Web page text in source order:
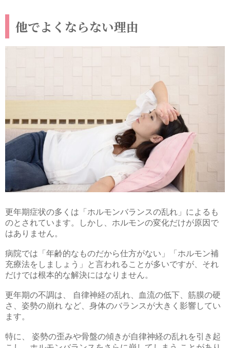
他でよくならない理由
更年期症状の多くは「ホルモンバランスの乱れ」によるも
のとされています。しかし、ホルモンの変化だけが原因で
はありません。
病院では「年齢的なものだから仕方がない」「ホルモン補
充療法をしましょう」と言われることが多いですが、それ
だけでは根本的な解決にはなりません。
更年期の不調は、 自律神経の乱れ、血流の低下、筋膜の硬
さ、姿勢の崩れ など、身体のバランスが大きく影響してい
ます。
特に、 姿勢の歪みや骨盤の傾きが自律神経の乱れを引き起